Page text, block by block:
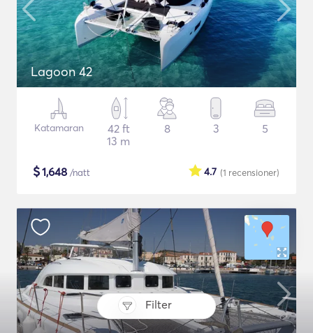
Filter
Lagoon 42
Katamaran
42 ft
13 m
8 3 5
$1,648 /natt (1 recensioner)
4.7